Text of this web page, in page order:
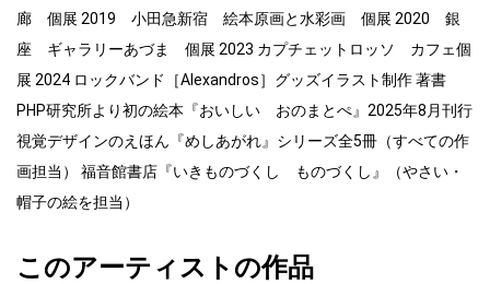
廊 個展 2019 小田急新宿 絵本原画と水彩画 個展 2020 銀
座 ギャラリーあづま 個展 2023 カプチェットロッソ カフェ個
展 2024 ロックバンド［Alexandros］グッズイラスト制作 著書
PHP研究所より初の絵本『おいしい おのまとぺ』2025年8月刊行
視覚デザインのえほん『めしあがれ』シリーズ全5冊（すべての作
画担当） 福音館書店『いきものづくし ものづくし』（やさい・
帽子の絵を担当）
このアーティストの作品